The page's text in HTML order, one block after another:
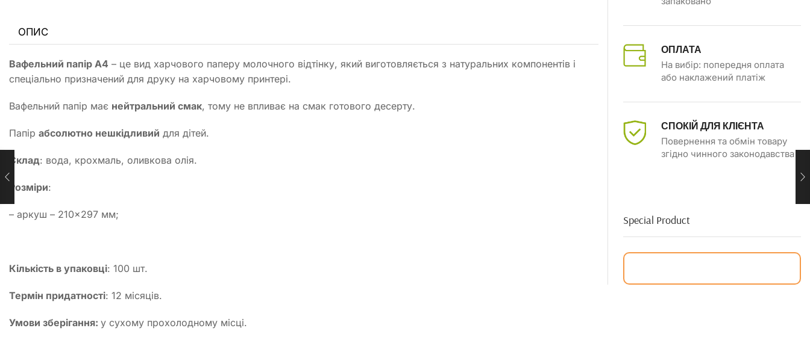
ОПИС
Вафельний папір А4 – це вид харчового паперу молочного відтінку, який виготовляється з натуральних компонентів і
спеціально призначений для друку на харчовому принтері.
Вафельний папір має нейтральний смак, тому не впливає на смак готового десерту.
Папір абсолютно нешкідливий для дітей.
Склад: вода, крохмаль, оливкова олія.
Розміри:
– аркуш – 210×297 мм;
Кількість в упаковці: 100 шт.
Термін придатності: 12 місяців.
Умови зберігання: у сухому прохолодному місці.
ОПЛАТА
На вибір: попередня оплата
або наклажений платіж
СПОКІЙ ДЛЯ КЛІЄНТА
Повернення та обмін товару
згідно чинного законодавства
Special Product